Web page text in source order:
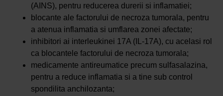
(AINS), pentru reducerea durerii si inflamatiei;
blocante ale factorului de necroza tumorala, pentru
a atenua inflamatia si umflarea zonei afectate;
inhibitori ai interleukinei 17A (IL-17A), cu acelasi rol
ca blocantele factorului de necroza tumorala;
medicamente antireumatice precum sulfasalazina,
pentru a reduce inflamatia si a tine sub control
spondilita anchilozanta;